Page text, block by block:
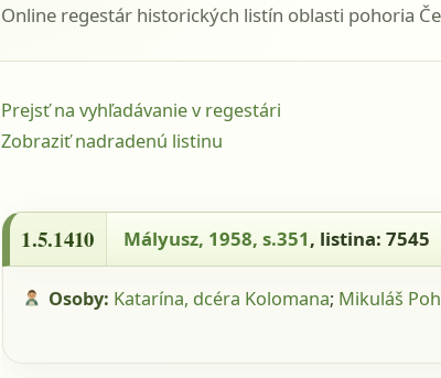
Online regestár historických listín oblasti pohoria
Prejsť na vyhľadávanie v regestári
Zobraziť nadradenú listinu
1.5.1410 - Mályusz, 1958, s.351, listina:
1.5.1410 Mályusz, 1958, s.351, listina: 7545
Osoby: Katarína, dcéra Kolomana; Mikuláš